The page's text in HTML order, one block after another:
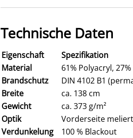
Technische Daten
Eigenschaft
Spezifikation
Material
61% Polyacryl,
Brandschutz
DIN 4102 B1
Breite
ca. 138 cm
Gewicht
ca. 373 g/m²
Optik
Vorderseite
Verdunkelung
100 % Blackout